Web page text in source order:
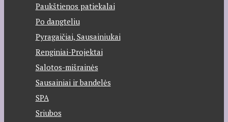
Paukštienos patiekalai
Po dangteliu
Pyragaičiai, Sausainiukai
Renginiai-Projektai
Salotos-mišrainės
Sausainiai ir bandelės
SPA
Sriubos